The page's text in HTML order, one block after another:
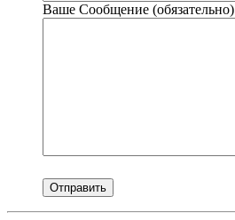
Ваше Сообщение (обязательно)